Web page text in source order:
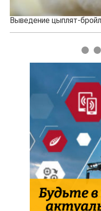
Выведение цыплят-
1 2